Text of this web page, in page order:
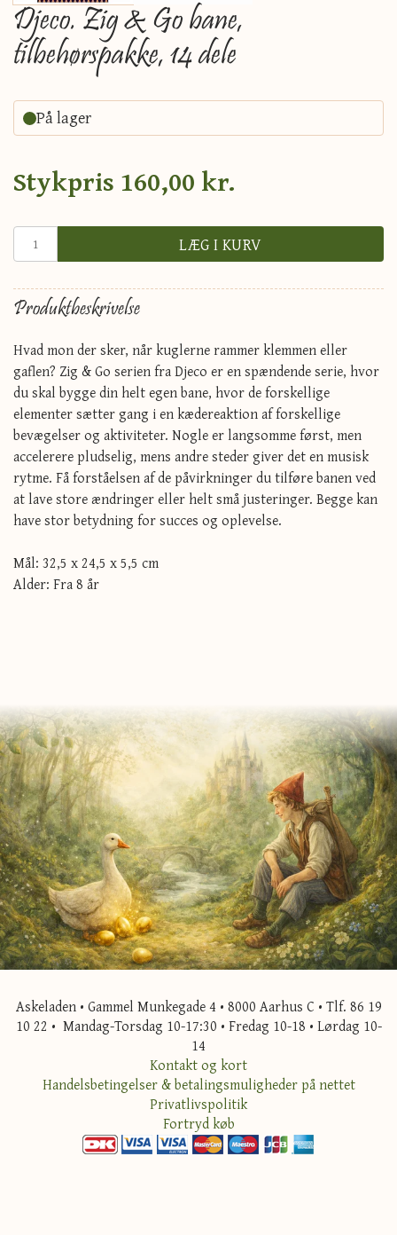
Djeco. Zig & Go bane,
tilbehørspakke, 14 dele
På lager
Stykpris 160,00 kr.
LÆG I KURV
Produktbeskrivelse
Hvad mon der sker, når kuglerne rammer klemmen eller
gaflen? Zig & Go serien fra Djeco er en spændende serie, hvor
du skal bygge din helt egen bane, hvor de forskellige
elementer sætter gang i en kædereaktion af forskellige
bevægelser og aktiviteter. Nogle er langsomme først, men
accelerere pludselig, mens andre steder giver det en musisk
rytme. Få forståelsen af de påvirkninger du tilføre banen ved
at lave store ændringer eller helt små justeringer. Begge kan
have stor betydning for succes og oplevelse.
Mål: 32,5 x 24,5 x 5,5 cm
Alder: Fra 8 år
Askeladen • Gammel Munkegade 4 • 8000 Aarhus C • Tlf. 86 19
10 22 • Mandag-Torsdag 10-17:30 • Fredag 10-18 • Lørdag 10-
14
Kontakt og kort
Handelsbetingelser & betalingsmuligheder på nettet
Privatlivspolitik
Fortryd køb